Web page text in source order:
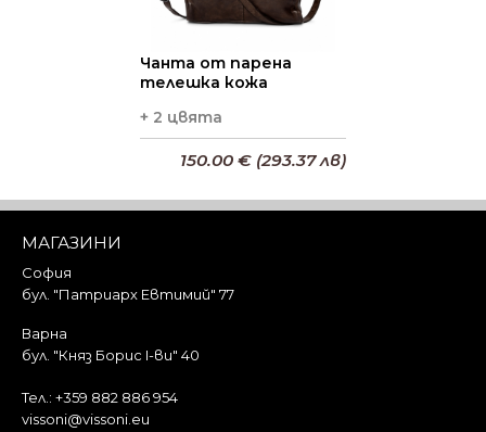
Чанта от парена
телешка кожа
+ 2 цвята
150.00 € (293.37 лв)
МАГАЗИНИ
София
бул. "Патриарх Евтимий" 77
Варна
бул. "Княз Борис I-ви" 40
Тел.: +359 882 886 954
vissoni@vissoni.eu